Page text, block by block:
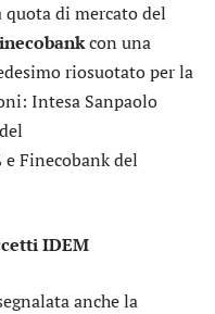
quota di mercato del
con una
riosuotato per la
Intesa Sanpaolo
e Finecobank del
IDEM
anche la